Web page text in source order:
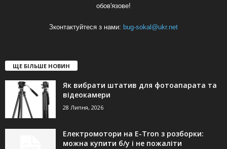
обов'язове!
Зконтактуйтеся з нами: bug-sokal@ukr.net
ЩЕ БІЛЬШЕ НОВИН
Як вибрати штатив для фотоапарата та
відеокамери
28 Липня, 2026
Електромотори на E-Tron з розборки:
можна купити б/у і не пожаліти